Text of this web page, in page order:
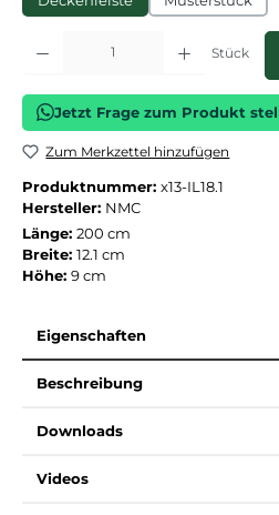
Produkt Anzahl: Gib den gewünschten
Stück
Jetzt Frage zum Produkt
Zum Merkzettel hinzufügen
Produktnummer: x13-IL18.1
Hersteller: NMC
Länge: 200 cm
Breite: 12.1 cm
Höhe: 9 cm
Eigenschaften
Beschreibung
Downloads
Videos